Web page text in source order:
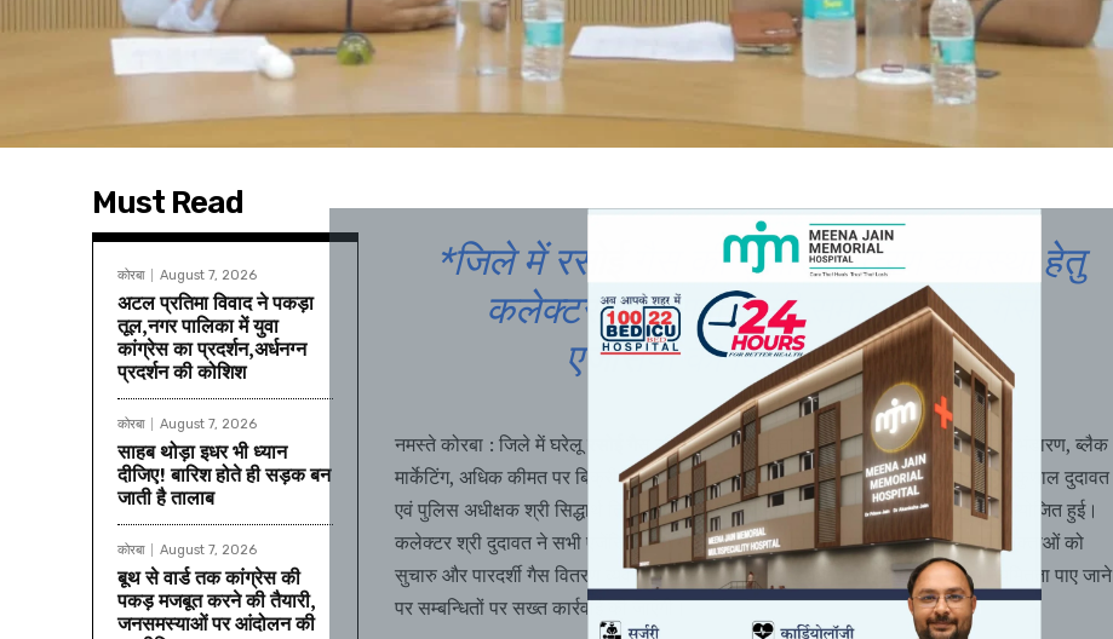
Must Read
कोरबा August 7, 2026
अटल प्रतिमा विवाद ने पकड़ा
तूल,नगर पालिका में युवा
कांग्रेस का प्रदर्शन,अर्धनग्न
प्रदर्शन की कोशिश
कोरबा August 7, 2026
साहब थोड़ा इधर भी ध्यान
दीजिए! बारिश होते ही सड़क बन
जाती है तालाब
कोरबा August 7, 2026
बूथ से वार्ड तक कांग्रेस की
पकड़ मजबूत करने की तैयारी,
जनसमस्याओं पर आंदोलन की
*जिले में रसोई गैस की सुचारू वितरण व्यवस्था हेतु
कलेक्टर एवं एसपी ने ली समीक्षा बैठक, गैस
एजेंसियों को दिए सख्त निर्देश*
नमस्ते कोरबा : जिले में घरेलू रसोई गैस की सुचारू उपलब्धता व वितरण सुनिश्चित करने, अवैध भंडारण, ब्लैक
मार्केटिंग, अधिक कीमत पर बिक्री तथा कानून-व्यवस्था बनाए रखने के उद्देश्य से कलेक्टर श्री कुणाल दुदावत
एवं पुलिस अधीक्षक श्री सिद्धार्थ तिवारी की अध्यक्षता में आज गैस वितरक एजेंसियों की बैठक आयोजित हुई।
कलेक्टर श्री दुदावत ने सभी एजेंसियों को निर्देशित करते हुए कहा कि प्रशासन का उद्देश्य उपभोक्ताओं को
सुचारु और पारदर्शी गैस वितरण व्यवस्था उपलब्ध कराना है। इसमें किसी भी प्रकार की अनियमितता पाए जाने
पर सम्बन्धितों पर सख्त कार्रवाई की जाएगी।